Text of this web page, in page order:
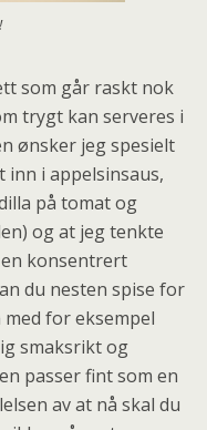
som går raskt nok
trygt kan serveres i
ønsker jeg spesielt
inn i appelsinsaus,
på tomat og
og at jeg tenkte
en konsentrert
du nesten spise for
for eksempel
smaksrikt og
passer fint som en
av at nå skal du